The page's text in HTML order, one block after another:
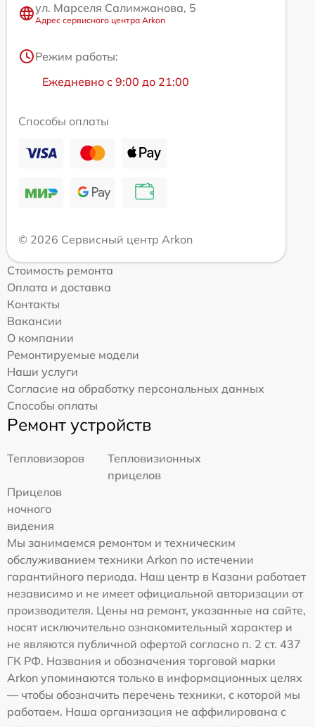
ул. Марселя Салимжанова, 5
Адрес сервисного центра Arkon
Режим работы:
Ежедневно с 9:00 до 21:00
Способы оплаты
© 2026 Сервисный центр Arkon
Стоимость ремонта
Оплата и доставка
Контакты
Вакансии
О компании
Ремонтируемые модели
Наши услуги
Согласие на обработку персональных данных
Способы оплаты
Ремонт устройств
Тепловизоров
Тепловизионных
прицелов
Прицелов
ночного
видения
Мы занимаемся ремонтом и техническим
обслуживанием техники Arkon по истечении
гарантийного периода. Наш центр в Казани работает
независимо и не имеет официальной авторизации от
производителя. Цены на ремонт, указанные на сайте,
носят исключительно ознакомительный характер и
не являются публичной офертой согласно п. 2 ст. 437
ГК РФ. Названия и обозначения торговой марки
Arkon упоминаются только в информационных целях
— чтобы обозначить перечень техники, с которой мы
работаем. Наша организация не аффилирована с